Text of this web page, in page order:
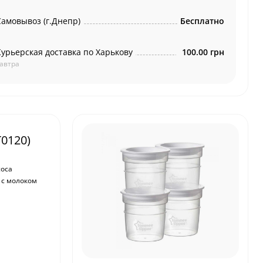
(г.Днепр) Бесплатно
доставка по Харькову 100.00 грн
молоком